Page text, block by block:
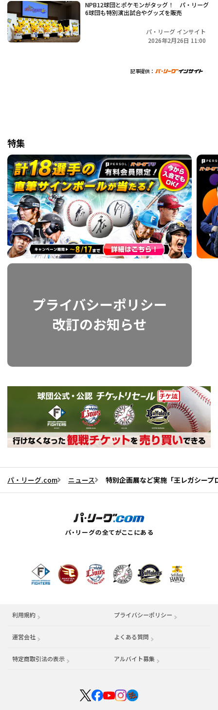
NPB12球団とポケモンがタッグ！ パ・リーグ
6球団も特別演出試合やグッズを販売
パ・リーグ インサイト
2026年2月26日 11:00
記事提供：
特集
パ・リーグ.com ニュース 特別企画展など実施「王レガシープ
利用規約 プライバシーポリシー
運営会社 （別ウィンドウで開く） よくある質問
特定商取引法の表示 アルバイト募集 （別ウィンドウで開く